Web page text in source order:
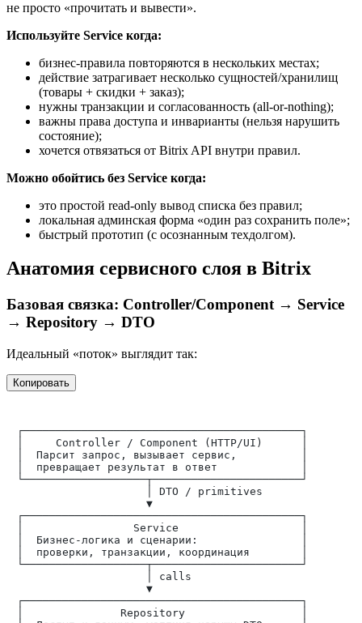
не просто «прочитать и вывести».
Используйте Service когда:
бизнес‑правила повторяются в нескольких местах;
действие затрагивает несколько сущностей/хранилищ
(товары + скидки + заказ);
нужны транзакции и согласованность (all‑or‑nothing);
важны права доступа и инварианты (нельзя нарушить
состояние);
хочется отвязаться от Bitrix API внутри правил.
Можно обойтись без Service когда:
это простой read‑only вывод списка без правил;
локальная админская форма «один раз сохранить поле»;
быстрый прототип (с осознанным техдолгом).
Анатомия сервисного слоя в Bitrix
Базовая связка: Controller/Component → Service
→ Repository → DTO
Идеальный «поток» выглядит так:
Копировать
┌───────────────────────────────────────────┐
│     Controller / Component (HTTP/UI)      │
│  Парсит запрос, вызывает сервис,          │
│  превращает результат в ответ             │
└───────────────────┬───────────────────────┘
                    │ DTO / primitives
                    ▼
┌───────────────────────────────────────────┐
│                 Service                   │
│  Бизнес-логика и сценарии:                │
│  проверки, транзакции, координация        │
└───────────────────┬───────────────────────┘
                    │ calls
                    ▼
┌───────────────────────────────────────────┐
│               Repository                  │